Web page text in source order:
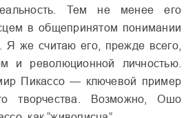
Тем не менее его
в общепринятом понимании
Я же считаю его, прежде всего,
и революционной личностью.
Пикассо — ключевой пример
творчества. Возможно, Ошо